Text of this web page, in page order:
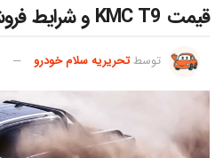
قیمت KMC T9 و شرایط فروش 1405
توسطتحریریه سلام خودرو